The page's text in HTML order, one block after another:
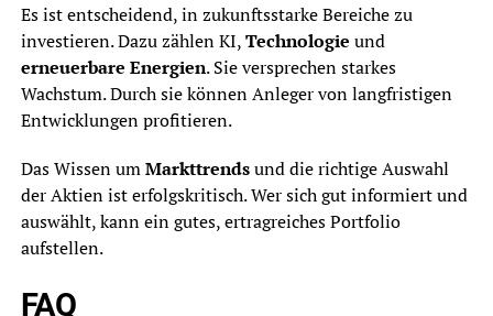
Es ist entscheidend, in zukunftsstarke Bereiche zu
investieren. Dazu zählen KI,Technologie und
erneuerbare Energien. Sie versprechen starkes
Wachstum. Durch sie können Anleger von langfristigen
Entwicklungen profitieren.
Das Wissen umMarkttrendsund die richtige Auswahl
der Aktien ist erfolgskritisch. Wer sich gut informiert und
auswählt, kann ein gutes, ertragreiches Portfolio
aufstellen.
FAQ